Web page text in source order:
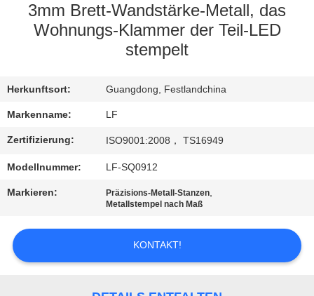
WERKSBESICHTIGUNG
KONTAKT
MIT
UNS
EIN
ANGEBOT
3mm Brett-Wandstärke-Metall, das
Wohnungs-Klammer der Teil-LED
stempelt
Herkunftsort: Guangdong, Festlandchina
Markenname: LF
Zertifizierung: ISO9001:2008， TS16949
Modellnummer: LF-SQ0912
Markieren: Präzisions-Metall-Stanzen,
Metallstempel nach Maß
KONTAKT!